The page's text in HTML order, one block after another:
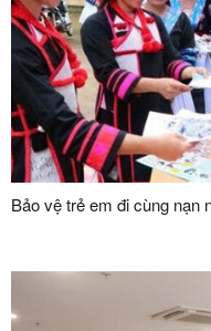
Bảo vệ trẻ em đi cùng nạn